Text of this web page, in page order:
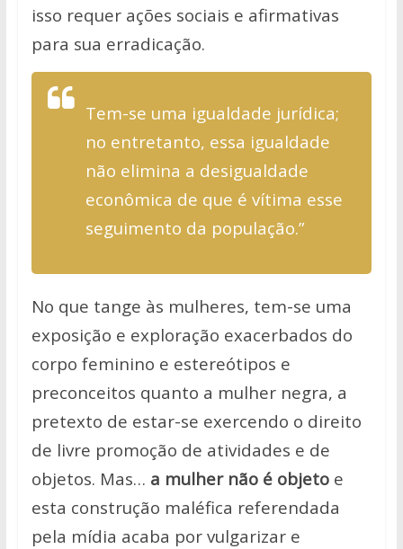
isso requer ações sociais e afirmativas
para sua erradicação.
Tem-se uma igualdade jurídica;
no entretanto, essa igualdade
não elimina a desigualdade
econômica de que é vítima esse
seguimento da população.”
No que tange às mulheres, tem-se uma
exposição e exploração exacerbados do
corpo feminino e estereótipos e
preconceitos quanto a mulher negra, a
pretexto de estar-se exercendo o direito
de livre promoção de atividades e de
objetos. Mas… a mulher não é objetoe
esta construção maléfica referendada
pela mídia acaba por vulgarizar e